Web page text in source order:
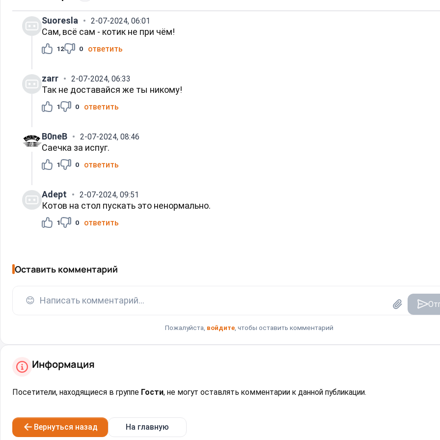
Suoresla 2-07-2024, 06:01
Сам, всё сам - котик не при чём!
12 0 ответить
zarr 2-07-2024, 06:33
Так не доставайся же ты никому!
1 0 ответить
B0neB 2-07-2024, 08:46
Саечка за испуг.
1 0 ответить
Adept 2-07-2024, 09:51
Котов на стол пускать это ненормально.
1 0 ответить
Оставить комментарий
😊 Написать комментарий...
Пожалуйста, войдите, чтобы оставить комментарий
Информация
Посетители, находящиеся в группе Гости, не могут оставлять комментарии к данной публикации.
Вернуться назад На главную